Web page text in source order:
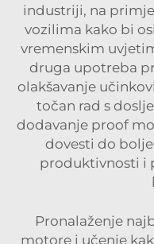
industriji, na
vozilima kako bi
vremenskim
druga upotreba
olakšavanje
točan rad s
dodavanje proof
dovesti do
produktivnosti i
Pronalaženje
motore i učenje